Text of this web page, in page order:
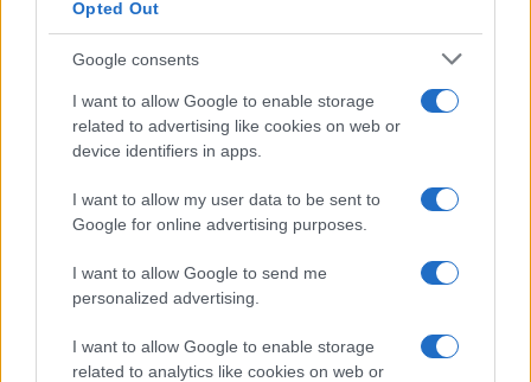
Opted Out
Google consents
I want to allow Google to enable storage
related to advertising like cookies on web or
device identifiers in apps.
I want to allow my user data to be sent to
Google for online advertising purposes.
I want to allow Google to send me
personalized advertising.
I want to allow Google to enable storage
related to analytics like cookies on web or
7+1 meglepő dolog, amit nem tudott
Cserháti Tamaráról